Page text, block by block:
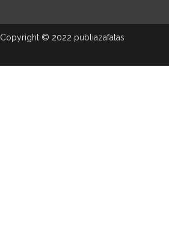
Copyright © 2022 publiazafatas